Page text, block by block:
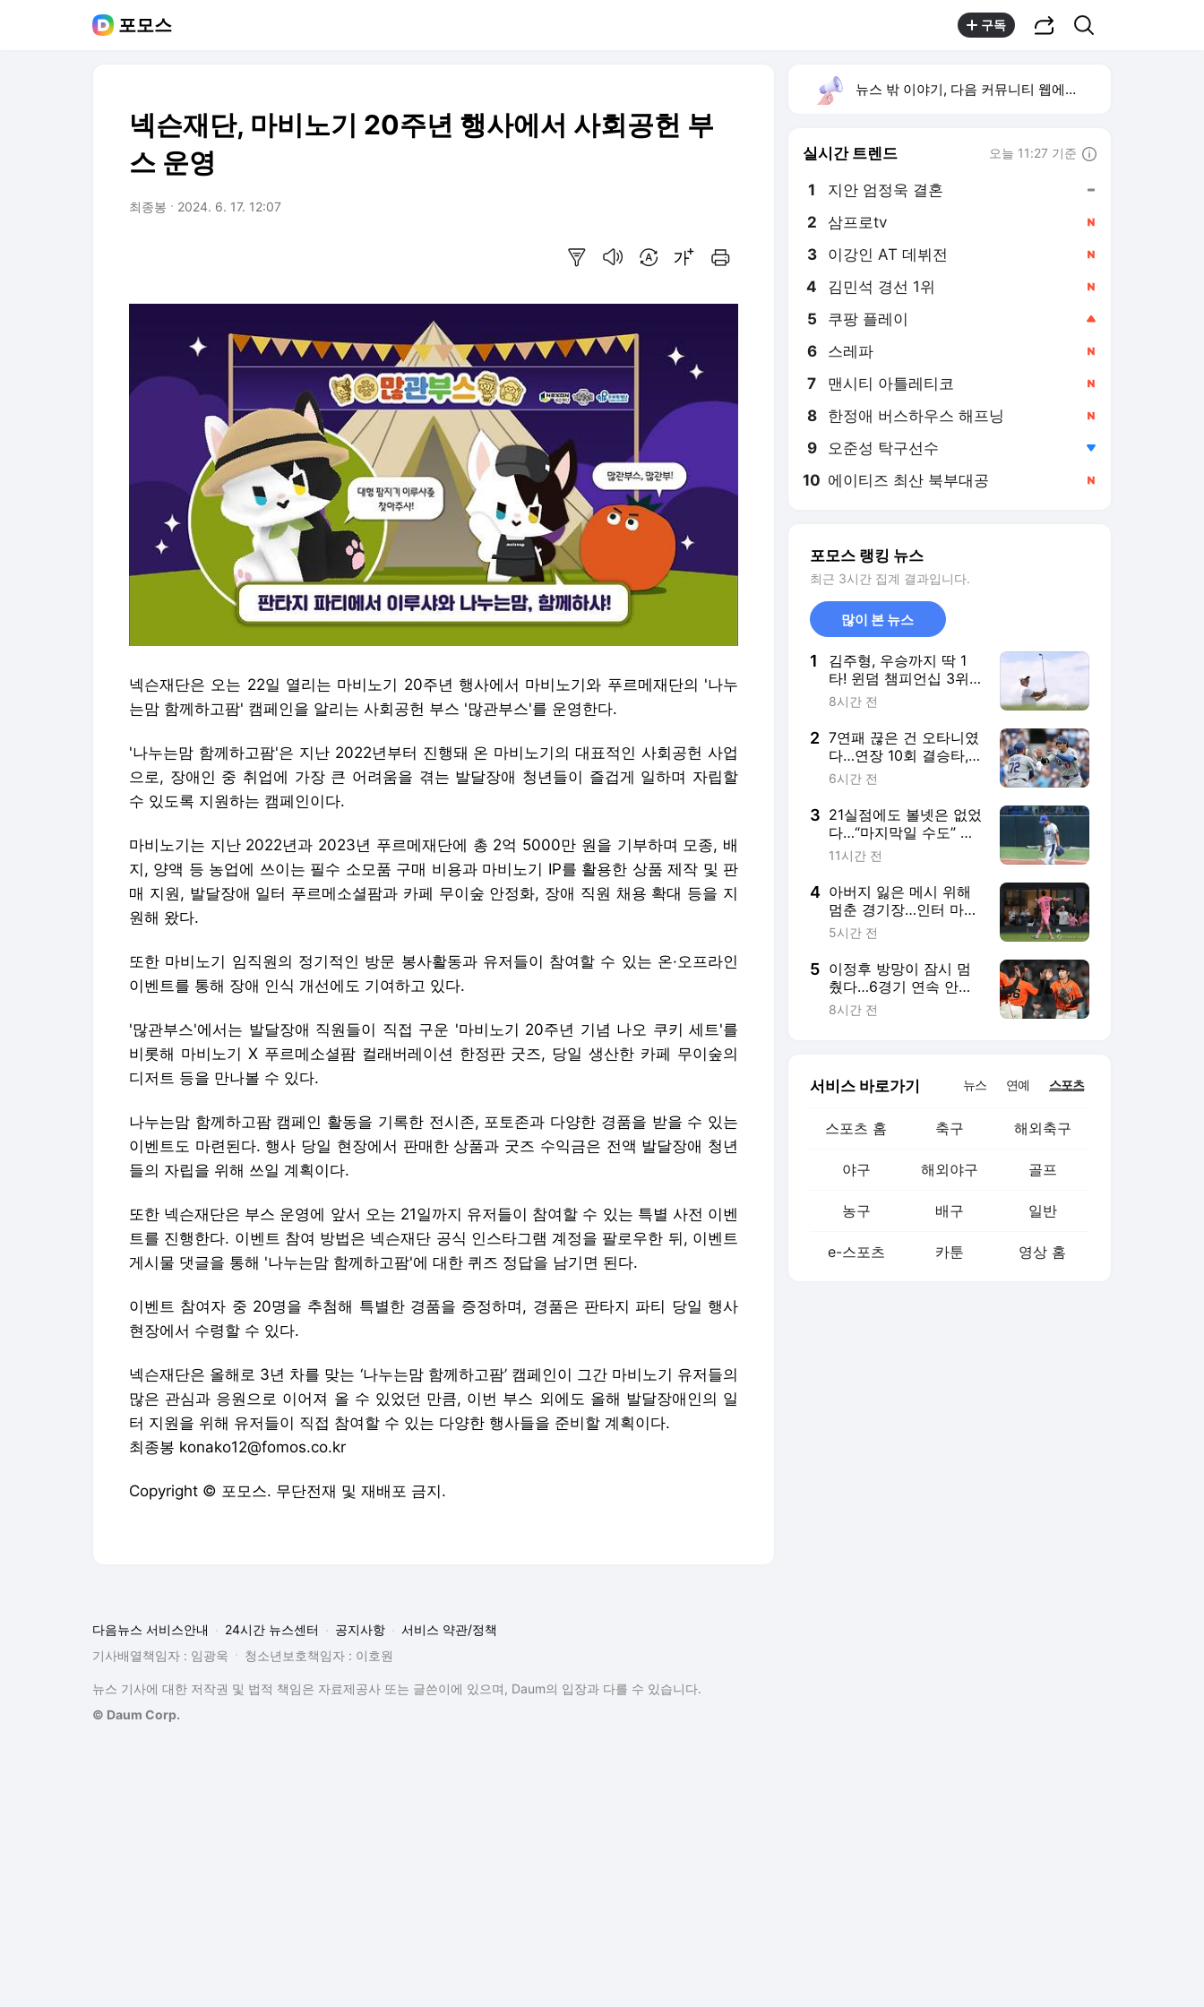
포모스 구독
넥슨재단, 마비노기 20주년 행사에서 사회공헌 부
스 운영
최종봉 2024. 6. 17. 12:07
넥슨재단은 오는 22일 열리는 마비노기 20주년 행사에서 마비노기와 푸르메재단의 '나누
는맘 함께하고팜' 캠페인을 알리는 사회공헌 부스 '많관부스'를 운영한다.
'나누는맘 함께하고팜'은 지난 2022년부터 진행돼 온 마비노기의 대표적인 사회공헌 사업
으로, 장애인 중 취업에 가장 큰 어려움을 겪는 발달장애 청년들이 즐겁게 일하며 자립할
수 있도록 지원하는 캠페인이다.
마비노기는 지난 2022년과 2023년 푸르메재단에 총 2억 5000만 원을 기부하며 모종, 배
지, 양액 등 농업에 쓰이는 필수 소모품 구매 비용과 마비노기 IP를 활용한 상품 제작 및 판
매 지원, 발달장애 일터 푸르메소셜팜과 카페 무이숲 안정화, 장애 직원 채용 확대 등을 지
원해 왔다.
또한 마비노기 임직원의 정기적인 방문 봉사활동과 유저들이 참여할 수 있는 온·오프라인
이벤트를 통해 장애 인식 개선에도 기여하고 있다.
'많관부스'에서는 발달장애 직원들이 직접 구운 '마비노기 20주년 기념 나오 쿠키 세트'를
비롯해 마비노기 X 푸르메소셜팜 컬래버레이션 한정판 굿즈, 당일 생산한 카페 무이숲의
디저트 등을 만나볼 수 있다.
나누는맘 함께하고팜 캠페인 활동을 기록한 전시존, 포토존과 다양한 경품을 받을 수 있는
이벤트도 마련된다. 행사 당일 현장에서 판매한 상품과 굿즈 수익금은 전액 발달장애 청년
들의 자립을 위해 쓰일 계획이다.
또한 넥슨재단은 부스 운영에 앞서 오는 21일까지 유저들이 참여할 수 있는 특별 사전 이벤
트를 진행한다. 이벤트 참여 방법은 넥슨재단 공식 인스타그램 계정을 팔로우한 뒤, 이벤트
게시물 댓글을 통해 '나누는맘 함께하고팜'에 대한 퀴즈 정답을 남기면 된다.
이벤트 참여자 중 20명을 추첨해 특별한 경품을 증정하며, 경품은 판타지 파티 당일 행사
현장에서 수령할 수 있다.
넥슨재단은 올해로 3년 차를 맞는 ‘나누는맘 함께하고팜’ 캠페인이 그간 마비노기 유저들의
많은 관심과 응원으로 이어져 올 수 있었던 만큼, 이번 부스 외에도 올해 발달장애인의 일
터 지원을 위해 유저들이 직접 참여할 수 있는 다양한 행사들을 준비할 계획이다.
최종봉 konako12@fomos.co.kr
Copyright © 포모스. 무단전재 및 재배포 금지.
뉴스 밖 이야기, 다음 커뮤니티 웹에서 보기
실시간 트렌드 오늘 11:27 기준
1 지안 엄정욱 결혼
2 삼프로tv
3 이강인 AT 데뷔전
4 김민석 경선 1위
5 쿠팡 플레이
6 스레파
7 맨시티 아틀레티코
8 한정애 버스하우스 해프닝
9 오준성 탁구선수
10 에이티즈 최산 북부대공
포모스 랭킹 뉴스
최근 3시간 집계 결과입니다.
많이 본 뉴스
1
김주형, 우승까지 딱 1
타! 윈덤 챔피언십 3위
로 최종전 간다
8시간 전
2 7연패 끊은 건 오타니였
다…연장 10회 결승타,
야마모토는 5⅔이닝 무
6시간 전
3 21실점에도 볼넷은 없었
다…“마지막일 수도” 끝
까지 정면승부한 고교
11시간 전
4 아버지 잃은 메시 위해
멈춘 경기장…인터 마이
애미, 10분엔 “힘내라 레
5시간 전
5 이정후 방망이 잠시 멈
췄다…6경기 연속 안타
마감, 타율 0.301
8시간 전
서비스 바로가기 뉴스 연예 스포츠
스포츠 홈 축구 해외축구
야구 해외야구 골프
농구 배구 일반
e-스포츠 카툰 영상 홈
다음뉴스 서비스안내 24시간 뉴스센터 공지사항
서비스 약관/정책
기사배열책임자 : 임광욱
청소년보호책임자 : 이호원
뉴스 기사에 대한 저작권 및 법적 책임은 자료제공사 또는 글쓴이에 있으며, Daum의 입장과 다를 수 있습니다.
© Daum Corp.